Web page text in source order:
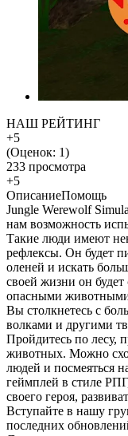
НАШ РЕЙТИНГ
+5
(Оценок: 1)
233 просмотра
+5
ОписаниеПомощь
Jungle Werewolf
нам возможность
Такие люди имеют
рефлексы. Он будет
оленей и искать
своей жизни он
опасными
Вы столкнетесь с
волками и другими
Пройдитесь по лесу,
животных. Можно
людей и посмеяться
геймплей в стиле
своего героя,
Вступайте в нашу
последних